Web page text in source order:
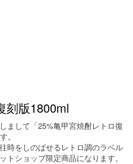
刻版1800ml
まして「25%亀甲宮焼酎レトロ復
。
時をしのばせるレトロ調のラベル
ショップ限定商品になります。